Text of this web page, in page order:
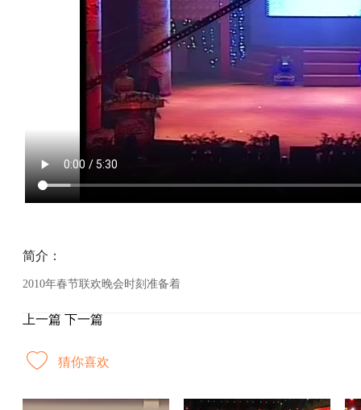
简介：
2010年春节联欢晚会时刻准备着
上一篇 下一篇
猜你喜欢